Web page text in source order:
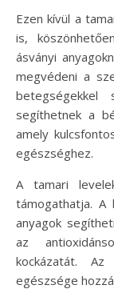
Ezen kívül a
is,
ásványi
megvédeni a
segíthetnek a
amely
egészséghez.
A tamari
támogathatja. A
anyagok
az
kockázatát.
egészsége